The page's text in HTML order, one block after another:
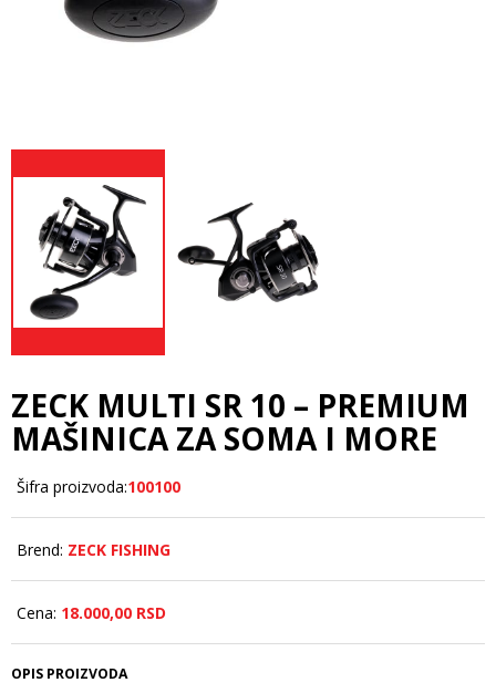
ZECK MULTI SR 10 – PREMIUM
MAŠINICA ZA SOMA I MORE
Šifra proizvoda:100100
Brend: ZECK FISHING
Cena: 18.000,00 RSD
OPIS PROIZVODA